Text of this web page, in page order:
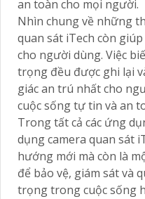
an toàn cho mọi người.
Nhìn chung về những
quan sát iTech còn
cho người dùng. Việc
trọng đều được ghi lại
giác an trú nhất cho
cuộc sống tự tin và an
Trong tất cả các ứng
dụng camera quan sát
hướng mới mà còn là
để bảo vệ, giám sát và
trọng trong cuộc sống